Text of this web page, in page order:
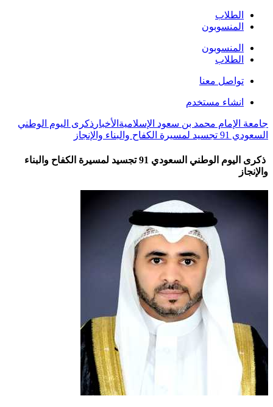
الطلاب
المنسوبون
المنسوبون
الطلاب
تواصل معنا
انشاء مستخدم
جامعة الإمام محمد بن سعود الإسلامية الأخبار ذكرى اليوم الوطني
السعودي 91 تجسيد لمسيرة الكفاح والبناء والإنجاز
ذكرى اليوم الوطني السعودي 91 تجسيد لمسيرة الكفاح والبناء
والإنجاز